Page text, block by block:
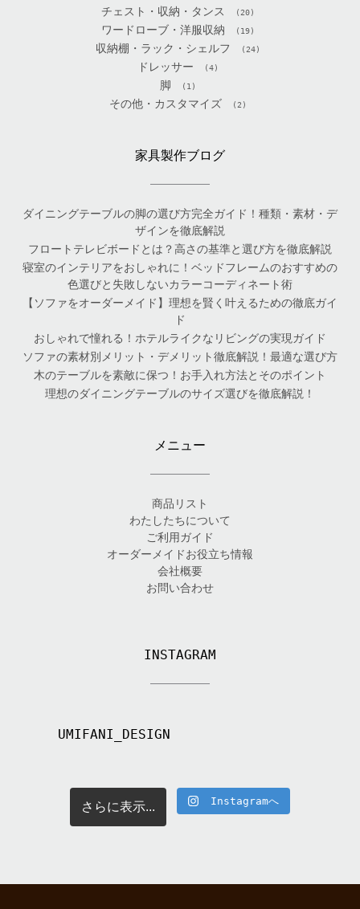
チェスト・収納・タンス (20)
ワードローブ・洋服収納 (19)
収納棚・ラック・シェルフ (24)
ドレッサー (4)
脚 (1)
その他・カスタマイズ (2)
家具製作ブログ
ダイニングテーブルの脚の選び方完全ガイド！種類・素材・デ
ザインを徹底解説
フロートテレビボードとは？高さの基準と選び方を徹底解説
寝室のインテリアをおしゃれに！ベッドフレームのおすすめの
色選びと失敗しないカラーコーディネート術
【ソファをオーダーメイド】理想を賢く叶えるための徹底ガイ
ド
おしゃれで憧れる！ホテルライクなリビングの実現ガイド
ソファの素材別メリット・デメリット徹底解説！最適な選び方
木のテーブルを素敵に保つ！お手入れ方法とそのポイント
理想のダイニングテーブルのサイズ選びを徹底解説！
メニュー
商品リスト
わたしたちについて
ご利用ガイド
オーダーメイドお役立ち情報
会社概要
お問い合わせ
INSTAGRAM
UMIFANI_DESIGN
さらに表示... Instagramへ